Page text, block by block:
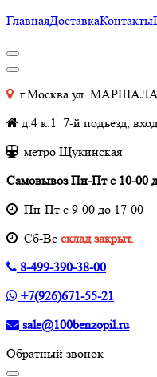
ГлавнаяДоставкаКонтакты
г.Москва ул.
д.4 к.1 7-й подъезд,
метро Щукинская
Самовывоз Пн-Пт с 10-00
Пн-Пт с 9-00 до 17-00
Cб-Вс склад закрыт.
8-499-390-38-00
+7(926)671-55-21
sale@100benzopil.ru
Обратный звонок